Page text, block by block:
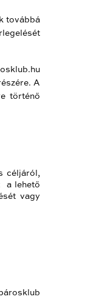
továbbá
A
történő
céljáról,
a lehető
vagy